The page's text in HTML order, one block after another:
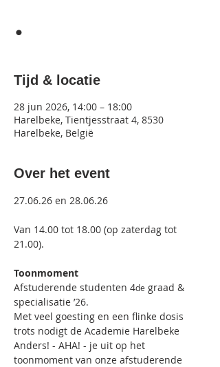
.
Tijd & locatie
28 jun 2026, 14:00 – 18:00
Harelbeke, Tientjesstraat 4, 8530
Harelbeke, België
Over het event
27.06.26 en 28.06.26
Van 14.00 tot 18.00 (op zaterdag tot
21.00).
Toonmoment
Afstuderende studenten 4de graad &
specialisatie ’26.
Met veel goesting en een flinke dosis
trots nodigt de Academie Harelbeke
Anders! - AHA! - je uit op het
toonmoment van onze afstuderende